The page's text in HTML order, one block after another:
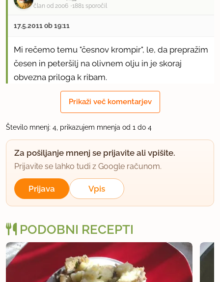
član od 2006 1881 sporočil
17.5.2011 ob 19:11
Mi rečemo temu "česnov krompir", le, da prepražim
česen in peteršilj na olivnem olju in je skoraj
obvezna priloga k ribam.
SlavicaJ
18.5.2011 ob 11:14
Zelo dober krompir. Večkrat ga naredim. Zdaj, ko
krompir ni več mlad je na tak način še zmeraj
okusen
Pri nas imamo radi, da malo bolj popečem, da je
res veliko rumene skorjice
Prikaži več komentarjev
Število mnenj: 4, prikazujem mnenja od 1 do 4
Za pošiljanje mnenj se prijavite ali vpišite.
Prijavite se lahko tudi z Google računom.
Prijava Vpis
PODOBNI RECEPTI